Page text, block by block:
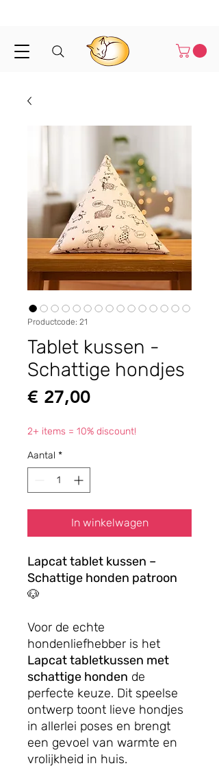
Productcode: 21
Tablet kussen -
Schattige hondjes
€ 27,00Prijs
2+ items = 10% discount!
Aantal *
In winkelwagen
Lapcat tablet kussen –
Schattige honden patroon
🐶
Voor de echte
hondenliefhebber is het
Lapcat tabletkussen met
schattige honden de
perfecte keuze. Dit speelse
ontwerp toont lieve hondjes
in allerlei poses en brengt
een gevoel van warmte en
vrolijkheid in huis.